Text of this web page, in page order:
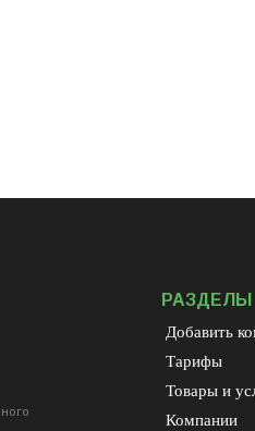
РАЗДЕЛЫ
Добавить
Тарифы
Товары и
Компании